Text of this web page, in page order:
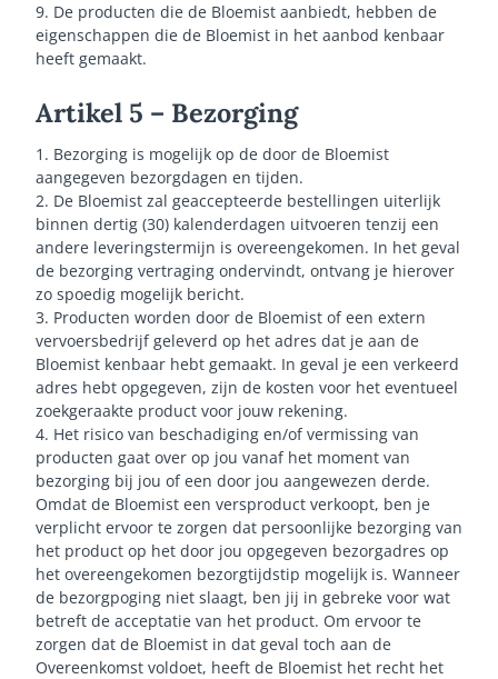
9. De producten die de Bloemist aanbiedt, hebben de
eigenschappen die de Bloemist in het aanbod kenbaar
heeft gemaakt.
Artikel 5 – Bezorging
1. Bezorging is mogelijk op de door de Bloemist
aangegeven bezorgdagen en tijden.
2. De Bloemist zal geaccepteerde bestellingen uiterlijk
binnen dertig (30) kalenderdagen uitvoeren tenzij een
andere leveringstermijn is overeengekomen. In het geval
de bezorging vertraging ondervindt, ontvang je hierover
zo spoedig mogelijk bericht.
3. Producten worden door de Bloemist of een extern
vervoersbedrijf geleverd op het adres dat je aan de
Bloemist kenbaar hebt gemaakt. In geval je een verkeerd
adres hebt opgegeven, zijn de kosten voor het eventueel
zoekgeraakte product voor jouw rekening.
4. Het risico van beschadiging en/of vermissing van
producten gaat over op jou vanaf het moment van
bezorging bij jou of een door jou aangewezen derde.
Omdat de Bloemist een versproduct verkoopt, ben je
verplicht ervoor te zorgen dat persoonlijke bezorging van
het product op het door jou opgegeven bezorgadres op
het overeengekomen bezorgtijdstip mogelijk is. Wanneer
de bezorgpoging niet slaagt, ben jij in gebreke voor wat
betreft de acceptatie van het product. Om ervoor te
zorgen dat de Bloemist in dat geval toch aan de
Overeenkomst voldoet, heeft de Bloemist het recht het